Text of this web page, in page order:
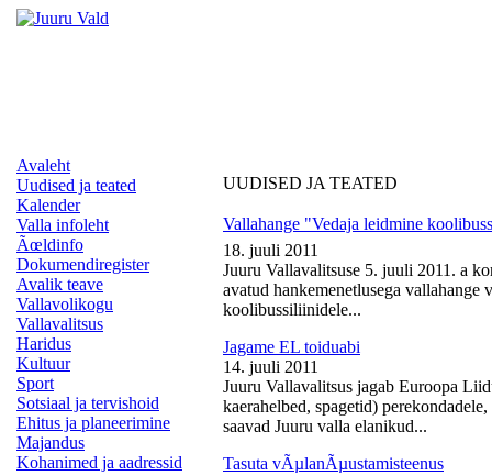
Avaleht
Uudised ja teated
Kalender
Valla infoleht
Ãœldinfo
Dokumendiregister
Avalik teave
Vallavolikogu
Vallavalitsus
Haridus
Kultuur
Sport
Sotsiaal ja tervishoid
Ehitus ja planeerimine
Majandus
Kohanimed ja aadressid
UUDISED JA TEATED
Vallahange "Vedaja leidmine
18. juuli 2011
Juuru Vallavalitsuse 5. juuli 2011. a
avatud hankemenetlusega vallahange
koolibussiliinidele...
Jagame EL toiduabi
14. juuli 2011
Juuru Vallavalitsus jagab Euroopa
kaerahelbed, spagetid)
saavad Juuru valla elanikud...
Tasuta vÃµlanÃµustamisteenus